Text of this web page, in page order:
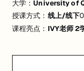
大学：University of
授课方式： 线上/线下0
课程亮点： IVY老师 2